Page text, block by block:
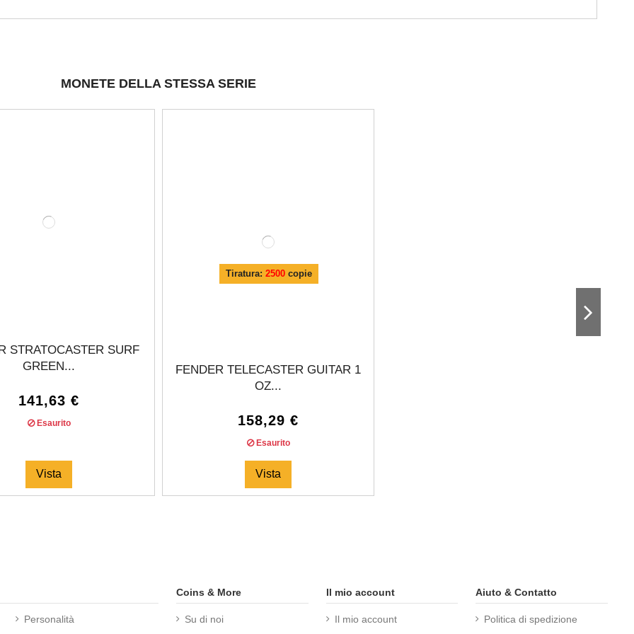
MONETE DELLA STESSA SERIE
STRATOCASTER SURF
GREEN...
141,63 €
Esaurito
Vista
Tiratura:2500 copie
FENDER TELECASTER GUITAR 1
OZ...
158,29 €
Esaurito
Vista
Personalità
Coins & More
Su di noi
Il mio account
Il mio account
Aiuto & Contatto
Politica di spedizione